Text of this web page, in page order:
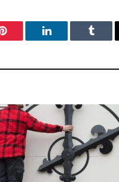
Pinterest LinkedIn